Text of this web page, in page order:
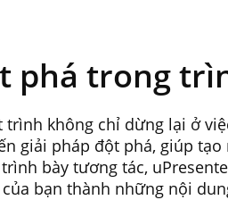
phá trong
không chỉ dừng lại ở
giải pháp đột phá, giúp
bày tương tác,
bạn thành những nội